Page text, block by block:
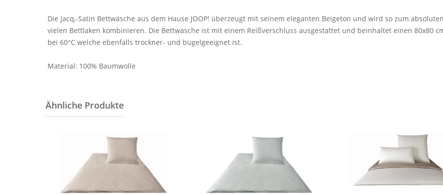
Die Jacq,-Satin Bettwäsche aus dem Hause JOOP! überzeugt mit seinem eleganten Beigeton und wird so zum
vielen Bettlaken kombinieren. Die Bettwäsche ist mit einem Reißverschluss ausgestattet und beinhaltet einen 80x80
bei 60°C welche ebenfalls trockner- und bügelgeeignet ist.
Material: 100% Baumwolle